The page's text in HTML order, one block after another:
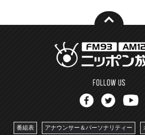
番組表 アナウンサー＆パーソナリティー